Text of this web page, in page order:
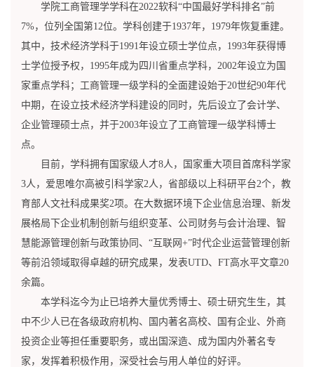
学院工商管理学学科在2022软科“中国最好学科排名”前
7%，位列全国第12位。学科创建于1937年，1979年恢复重建。
其中，技术经济学科于1991年设立硕士学位点，1993年获得博
士学位授予权，1995年成为四川省重点学科，2002年设立为国
家重点学科；工商管理一级学科的全面建设始于20世纪90年代
中期，在设立技术经济学科建设的同时，先后设立了会计学、
企业管理硕士点，并于2003年设立了工商管理一级学科博士
点。
目前，学科拥有国家级人才8人，国家重大项目首席科学家
3人，爱思唯尔高被引科学家2人，省部级以上科研平台2个，教
育部人文社科成果奖2项。在大数据环境下企业信息治理、新发
展格局下企业机制创新与组织变革、公司财务与会计治理、智
慧能源管理创新与政策协同、“互联网+”时代企业运营管理创新
等前沿领域取得卓越的研究成果，发表UTD、FT高水平文章20
余篇。
本学科迄今为止已培养大量优秀博士、硕士研究生生，其
中不少人已在各级政府机构、国内著名高校、国有企业、外商
投资企业等担任重要职务，或出国深造、成为国内外著名专
家，发挥着积极作用，深受社会与用人单位的好评。